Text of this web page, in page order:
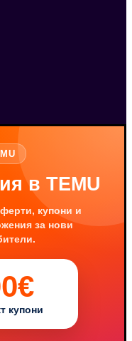
в TEMU
купони и
за нови
купони